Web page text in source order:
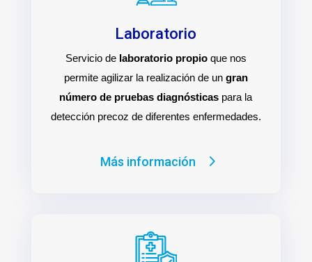
Laboratorio
Servicio de laboratorio propioque nos
permite agilizar la realización de un gran
número de pruebas diagnósticas para la
detección precoz de diferentes enfermedades.
Más información